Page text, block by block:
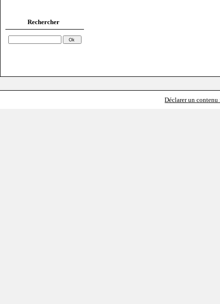
Rechercher
Déclarer un